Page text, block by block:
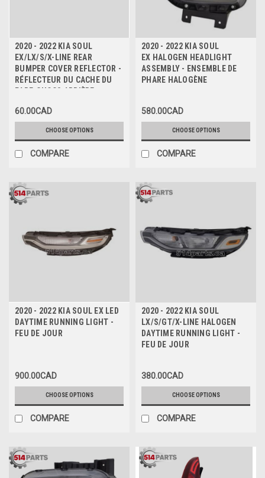
2020 - 2022 KIA SOUL
EX/LX/S/X-LINE REAR
BUMPER COVER REFLECTOR -
RÉFLECTEUR DU CACHE DU
PARE-CHOCS ARRIÈRE
60.00CAD
CHOOSE OPTIONS
COMPARE
2020 - 2022 KIA SOUL
EX HALOGEN HEADLIGHT
ASSEMBLY - ENSEMBLE DE
PHARE HALOGÈNE
580.00CAD
CHOOSE OPTIONS
COMPARE
2020 - 2022 KIA SOUL EX LED
DAYTIME RUNNING LIGHT -
FEU DE JOUR
900.00CAD
CHOOSE OPTIONS
COMPARE
2020 - 2022 KIA SOUL
LX/S/GT/X-LINE HALOGEN
DAYTIME RUNNING LIGHT -
FEU DE JOUR
380.00CAD
CHOOSE OPTIONS
COMPARE